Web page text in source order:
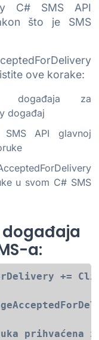
C# SMS API
što je SMS
ove korake:
događaja za
događaj
API glavnoj
u svom C# SMS
događaja
a:
+=
prihvaćena